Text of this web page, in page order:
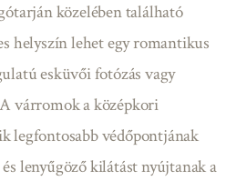
közelében található
helyszín lehet egy romantikus
esküvői fotózás vagy
várromok a középkori
legfontosabb védőpontjának
lenyűgöző kilátást nyújtanak a